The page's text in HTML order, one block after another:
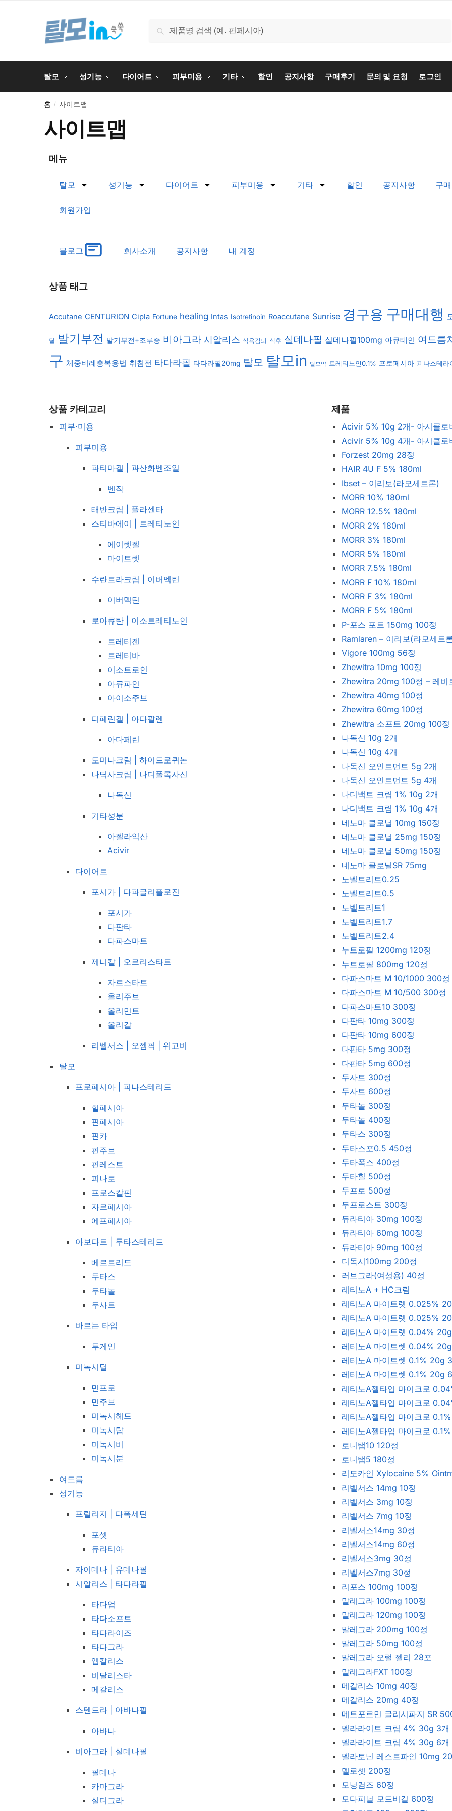
검색
탈모 성기능 다이어트 피부미용 기타 할인 공지사항 구매후기 문의 및 요청 로그인
홈 / 사이트맵
사이트맵
메뉴
탈모 성기능 다이어트 피부미용 기타 할인 공지사항 구
회원가입
블로그 회사소개 공지사항 내 계정
상품 태그
Accutane CENTURION Cipla Fortune healing Intas Isotretinoin Roaccutane Sunrise 경구용 구매대행
딜 발기부전 발기부전+조루증 비아그라 시알리스 식욕감퇴 식후 실데나필 실데나필100mg 아큐테인 여드름
구 체중비례총복용법 취침전 타다라필 타다라필20mg 탈모 탈모in 탈모약 트레티노인0.1% 프로페시아 피나스테라
상품 카테고리
피부·미용
피부미용
파티마겔 | 과산화벤조일
벤작
태반크림 | 플라센타
스티바에이 | 트레티노인
에이렛젤
마이트렛
수란트라크림 | 이버멕틴
이버멕틴
로아큐탄 | 이소트레티노인
트레티젠
트레티바
이소트로인
아큐파인
아이소주브
디페린겔 | 아다팔렌
아다페린
도미나크림 | 하이드로퀴논
나딕사크림 | 나디폴록사신
나독신
기타성분
아젤라익산
Acivir
다이어트
포시가 | 다파글리플로진
포시가
다판타
다파스마트
제니칼 | 오르리스타트
자르스타트
올리주브
올리민트
올리갈
리벨서스 | 오젬픽 | 위고비
탈모
프로페시아 | 피나스테리드
힐페시아
핀페시아
핀카
핀주브
핀레스트
피나로
프로스칼핀
자르페시아
에프페시아
아보다트 | 두타스테리드
베르트리드
두타스
두타놀
두사트
바르는 타입
투게인
미녹시딜
민프로
민주브
미녹시헤드
미녹시탑
미녹시비
미녹시분
여드름
성기능
프릴리지 | 다폭세틴
포셋
듀라티아
자이데나 | 유데나필
시알리스 | 타다라필
타다업
타다소프트
타다라이즈
타다그라
앱칼리스
비달리스타
메갈리스
스텐드라 | 아바나필
아바나
비아그라 | 실데나필
필데나
카마그라
실디그라
제품
Acivir 5% 10g 2개- 아시클로
Acivir 5% 10g 4개- 아시클로
Forzest 20mg 28정
HAIR 4U F 5% 180ml
Ibset – 이리보(라모세트론)
MORR 10% 180ml
MORR 12.5% 180ml
MORR 2% 180ml
MORR 3% 180ml
MORR 5% 180ml
MORR 7.5% 180ml
MORR F 10% 180ml
MORR F 3% 180ml
MORR F 5% 180ml
P-포스 포트 150mg 100정
Ramlaren – 이리보(라모세트
Vigore 100mg 56정
Zhewitra 10mg 100정
Zhewitra 20mg 100정 – 레비
Zhewitra 40mg 100정
Zhewitra 60mg 100정
Zhewitra 소프트 20mg 100정
나독신 10g 2개
나독신 10g 4개
나독신 오인트먼트 5g 2개
나독신 오인트먼트 5g 4개
나디백트 크림 1% 10g 2개
나디백트 크림 1% 10g 4개
네노마 클로닐 10mg 150정
네노마 클로닐 25mg 150정
네노마 클로닐 50mg 150정
네노마 클로닐SR 75mg
노벨트리트0.25
노벨트리트0.5
노벨트리트1
노벨트리트1.7
노벨트리트2.4
누트로필 1200mg 120정
누트로필 800mg 120정
다파스마트 M 10/1000 300정
다파스마트 M 10/500 300정
다파스마트10 300정
다판타 10mg 300정
다판타 10mg 600정
다판타 5mg 300정
다판타 5mg 600정
두사트 300정
두사트 600정
두타놀 300정
두타놀 400정
두타스 300정
두타스포0.5 450정
두타폭스 400정
두타힐 500정
두프로 500정
두프로스트 300정
듀라티아 30mg 100정
듀라티아 60mg 100정
듀라티아 90mg 100정
디독시100mg 200정
러브그라(여성용) 40정
레티노A + HC크림
레티노A 마이트렛 0.025%
레티노A 마이트렛 0.025%
레티노A 마이트렛 0.04%
레티노A 마이트렛 0.04%
레티노A 마이트렛 0.1% 20g
레티노A 마이트렛 0.1% 20g
레티노A젤타입 마이크로
레티노A젤타입 마이크로
레티노A젤타입 마이크로
레티노A젤타입 마이크로
로니탭10 120정
로니탭5 180정
리도카인 Xylocaine 5%
리벨서스 14mg 10정
리벨서스 3mg 10정
리벨서스 7mg 10정
리벨서스14mg 30정
리벨서스14mg 60정
리벨서스3mg 30정
리벨서스7mg 30정
리포스 100mg 100정
말레그라 100mg 100정
말레그라 120mg 100정
말레그라 200mg 100정
말레그라 50mg 100정
말레그라 오럴 젤리 28포
말레그라FXT 100정
메갈리스 10mg 40정
메갈리스 20mg 40정
메트포르민 글리시파지 SR
멜라라이트 크림 4% 30g 3개
멜라라이트 크림 4% 30g 6개
멜라토닌 레스트파인 10mg
멜로셋 200정
모닝컴즈 60정
모다피닐 모드비길 600정